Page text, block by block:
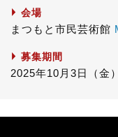
o
k
r
会場
まつもと市民芸術館
募集期間
2025年10月3日（金